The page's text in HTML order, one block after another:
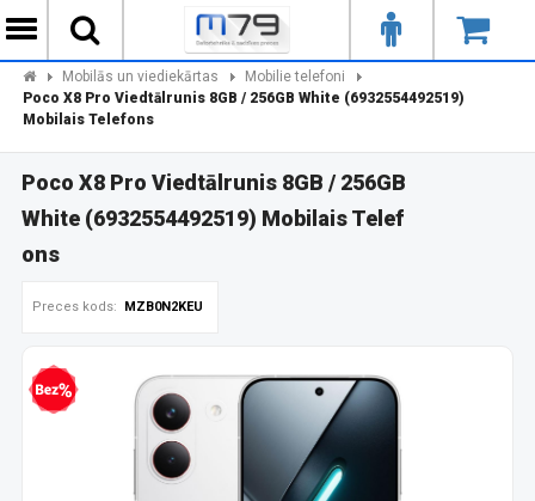
Mobilās un viediekārtas
Mobilie telefoni
Poco X8 Pro Viedtālrunis 8GB / 256GB White (6932554492519)
Mobilais Telefons
Poco X8 Pro Viedtālrunis 8GB / 256GB
White (6932554492519) Mobilais Telef
ons
Preces kods: MZB0N2KEU
kredīts